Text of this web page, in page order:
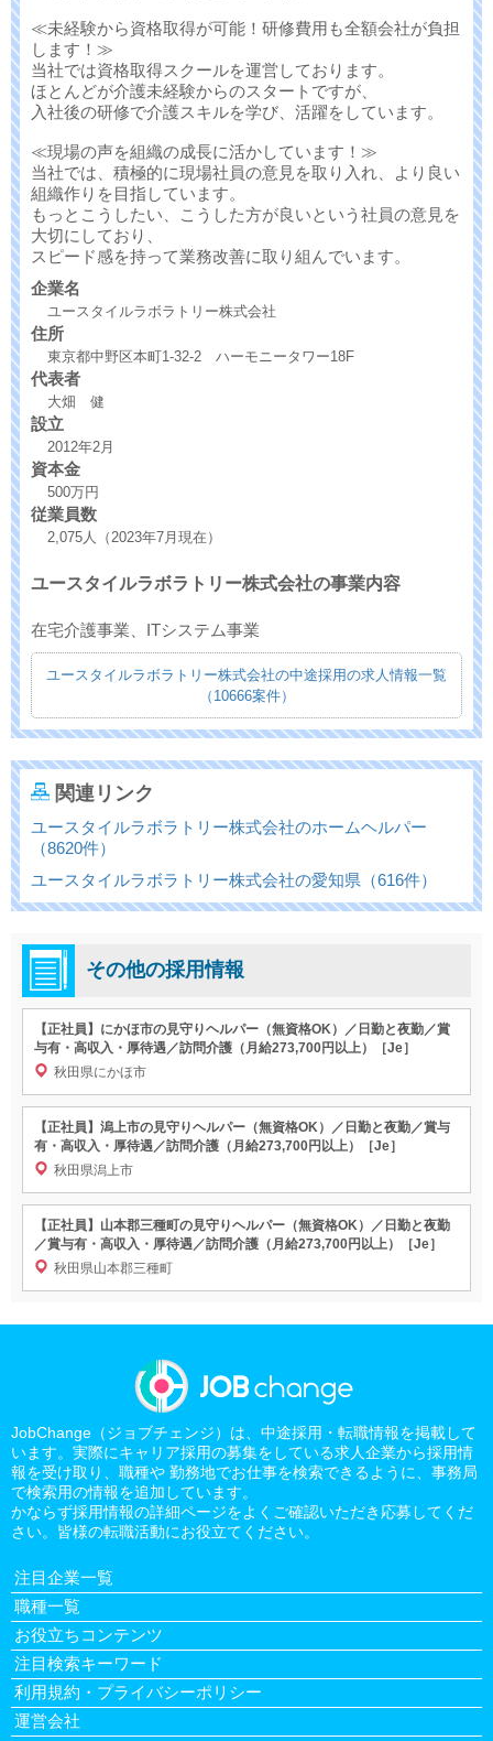
≪未経験から資格取得が可能！研修費用も全額会社が負担
します！≫
当社では資格取得スクールを運営しております。
ほとんどが介護未経験からのスタートですが、
入社後の研修で介護スキルを学び、活躍をしています。
≪現場の声を組織の成長に活かしています！≫
当社では、積極的に現場社員の意見を取り入れ、より良い
組織作りを目指しています。
もっとこうしたい、こうした方が良いという社員の意見を
大切にしており、
スピード感を持って業務改善に取り組んでいます。
企業名
ユースタイルラボラトリー株式会社
住所
東京都中野区本町1-32-2 ハーモニータワー18F
代表者
大畑 健
設立
2012年2月
資本金
500万円
従業員数
2,075人（2023年7月現在）
ユースタイルラボラトリー株式会社の事業内容
在宅介護事業、ITシステム事業
ユースタイルラボラトリー株式会社の中途採用の求人情報一覧
（10666案件）
関連リンク
ユースタイルラボラトリー株式会社のホームヘルパー
（8620件）
ユースタイルラボラトリー株式会社の愛知県（616件）
その他の採用情報
【正社員】にかほ市の見守りヘルパー（無資格OK）／日勤と夜勤／賞
与有・高収入・厚待遇／訪問介護（月給273,700円以上）［Je］
秋田県にかほ市
【正社員】潟上市の見守りヘルパー（無資格OK）／日勤と夜勤／賞与
有・高収入・厚待遇／訪問介護（月給273,700円以上）［Je］
秋田県潟上市
【正社員】山本郡三種町の見守りヘルパー（無資格OK）／日勤と夜勤
／賞与有・高収入・厚待遇／訪問介護（月給273,700円以上）［Je］
秋田県山本郡三種町
JobChange（ジョブチェンジ）は、中途採用・転職情報を掲載して
います。実際にキャリア採用の募集をしている求人企業から採用情
報を受け取り、職種や 勤務地でお仕事を検索できるように、事務局
で検索用の情報を追加しています。
かならず採用情報の詳細ページをよくご確認いただき応募してくだ
さい。皆様の転職活動にお役立てください。
注目企業一覧
職種一覧
お役立ちコンテンツ
注目検索キーワード
利用規約・プライバシーポリシー
運営会社